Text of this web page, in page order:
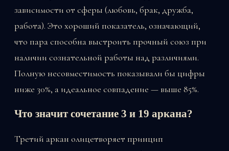
зависимости от сферы (любовь, брак, дружба,
работа). Это хороший показатель, означающий,
что пара способна выстроить прочный союз при
наличии сознательной работы над различиями.
Полную несовместимость показывали бы цифры
ниже 30%, а идеальное совпадение — выше 85%.
Что значит сочетание 3 и 19 аркана?
Третий аркан олицетворяет принцип